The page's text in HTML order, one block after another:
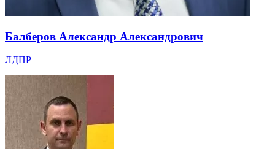
Балберов Александр Александрович
ЛДПР